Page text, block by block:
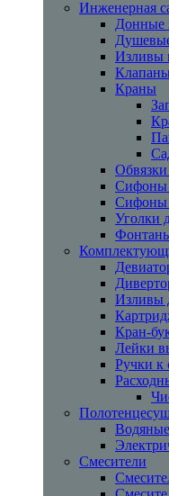
Инженерная
Донные
Изливы
Краны
Сифоны
Сифоны
Уголки
Изливы
Кран-
Лейки
Ручки к
Смесители